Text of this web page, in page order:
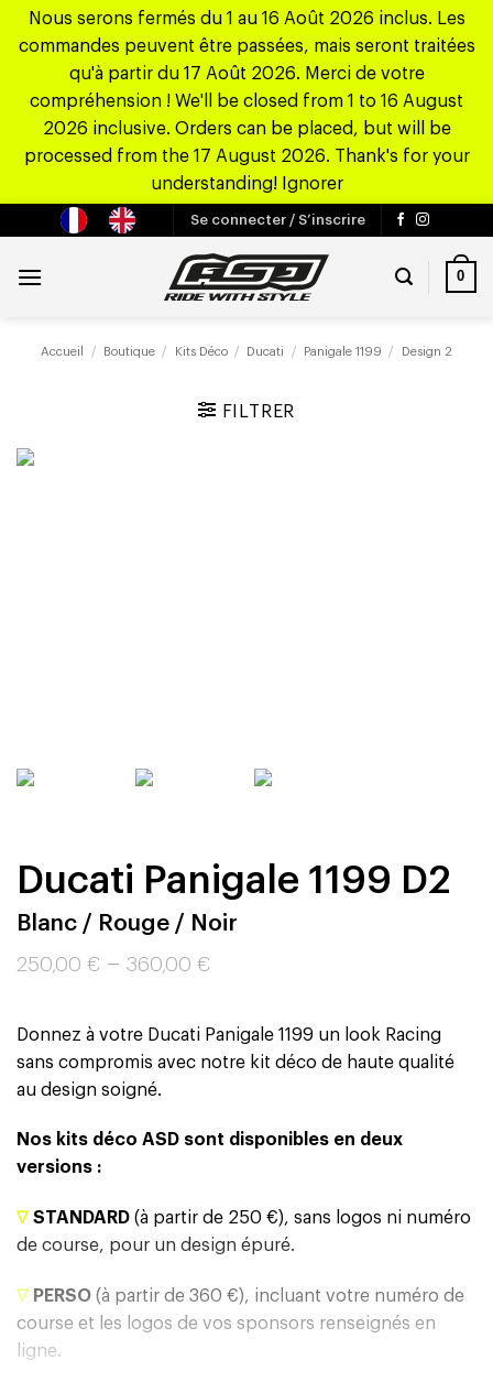
Nous serons fermés du 1 au 16 Août 2026 inclus. Les
commandes peuvent être passées, mais seront traitées
qu'à partir du 17 Août 2026. Merci de votre
compréhension ! We'll be closed from 1 to 16 August
2026 inclusive. Orders can be placed, but will be
processed from the 17 August 2026. Thank's for your
understanding! Ignorer
contenu
Se connecter / S’inscrire
0
Accueil / Boutique / Kits Déco / Ducati / Panigale 1199 / Design 2
FILTRER
Ducati Panigale 1199 D2
Blanc / Rouge / Noir
250,00 € – 360,00 €
Donnez à votre Ducati Panigale 1199 un look Racing
sans compromis avec notre kit déco de haute qualité
au design soigné.
Nos kits déco ASD sont disponibles en deux
versions :
∇ STANDARD (à partir de 250 €), sans logos ni numéro
de course, pour un design épuré.
∇ PERSO (à partir de 360 €), incluant votre numéro de
course et les logos de vos sponsors renseignés en
ligne.